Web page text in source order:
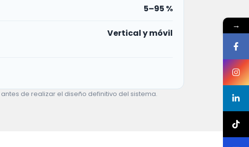
5–95 %
Vertical y móvil
de realizar el diseño definitivo del sistema.
→